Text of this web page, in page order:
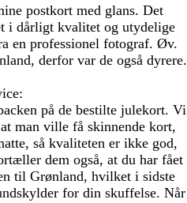
postkort med glans. Det
i dårligt kvalitet og utydelige
en professionel fotograf. Øv.
derfor var de også dyrere.
på de bestilte julekort. Vi
man ville få skinnende kort,
så kvaliteten er ikke god,
dem også, at du har fået
til Grønland, hvilket i sidste
for din skuffelse. Når